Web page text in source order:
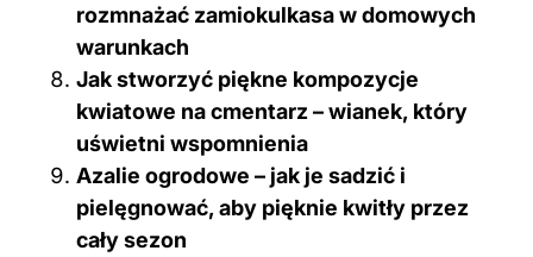
rozmnażać zamiokulkasa w domowych
warunkach
Jak stworzyć piękne kompozycje
kwiatowe na cmentarz – wianek, który
uświetni wspomnienia
Azalie ogrodowe – jak je sadzić i
pielęgnować, aby pięknie kwitły przez
cały sezon